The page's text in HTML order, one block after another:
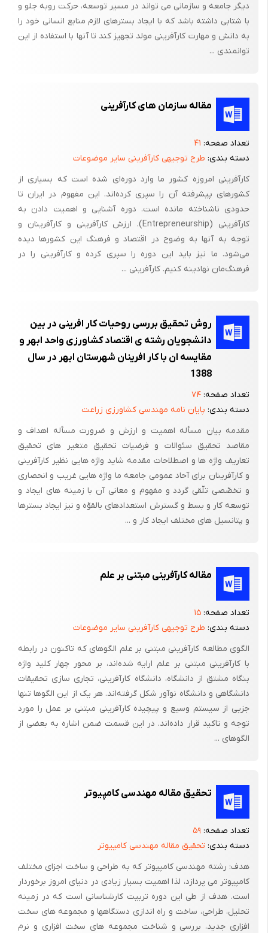
دیگر جامعه و سازمانی می تواند در مسیر توسعه، حرکت روبه جلو و
با شتابی داشته باشد که با ایجاد بسترهای لازم منابع انسانی خود را
به دانش و مهارت کارآفرینی مولد تجهیز کند تا آنها با استفاده از این
توانمندی ...
مقاله سازمان های کارآفرینی
تعداد صفحه: ۴۱
دسته بندی: طرح توجیهی کارآفرینی سایر موضوعات
کارآفرینی امروزه کشور ما وارد دوره‌ای شده است که بسیاری از
کشورهای پیشرفته آن را سپری کرده‌اند. این مفهوم در ایران تا
حدودی ناشناخته مانده است. دوره آشنایی و اهمیت دادن به
کارآفرینی (Entrepreneurship). ارزش کارآفرینی و کارآفرینان و
توجه به آنها به وضوح در اقتصاد و فرهنگ این کشورها دیده
می‌شود. ما نیز باید این دوره را سپری کرده و کارآفرینی را در
فرهنگ‌مان نهادینه کنیم. کارآفرینی ...
روش تحقیق بررسی روحیات کار افرینی در بین
دانشجویان رشته ی اقتصاد کشاورزی واحد ابهر و
مقایسه ان با کار افرینان شهرستان ابهر در سال
1388
تعداد صفحه: ۷۴
دسته بندی: پایان نامه مهندسی کشاورزی زراعت
مقدمه بیان مسأله اهمیت و ارزش و ضرورت مسأله اهداف و
مقاصد تحقیق سئوالات و فرضیات تحقیق متغیر های تحقیق
تعاریف واژه ها و اصطلاحات مقدمه شاید واژه هایی نظیر کارآفرینی
و کارآفرینان برای آحاد عمومی جامعه ما واژه هایی غریب و انحصاری
و تخصّصی تلّقی گردد و مفهوم و معانی آن با زمینه های ایجاد و
توسعه کار و بسط و گسترش استعدادهای بالقوّه و نیز ایجاد بسترها
و پتانسیل های مختلف ایجاد کار و ...
مقاله کارآفرینی مبتنی بر علم
تعداد صفحه: ۱۵
دسته بندی: طرح توجیهی کارآفرینی سایر موضوعات
الگوی مطالعه کارآفرینی مبتنی بر علم الگوهای که تاکنون در رابطه
با کارآفرینی مبتنی بر علم ارایه شده‌اند، بر محور چهار کلید واژه
بنگاه مشتق از دانشگاه، دانشگاه کارآفرینی، تجاری سازی تحقیقات
دانشگاهی و دانشگاه نوآور شکل گرفته‌اند. هر یک از این الگوها تنها
جزیی از سیستم وسیع و پیچیده کارآفرینی مبتنی بر عمل را مورد
توجه و تاکید قرار داده‌اند. در این قسمت ضمن اشاره به بعضی از
الگوهای ...
تحقیق مقاله مهندسی کامپیوتر
تعداد صفحه: ۵۹
دسته بندی: تحقیق مقاله مهندسی کامپیوتر
هدف: رشته مهندسی کامپیوتر که به طراحی و ساخت اجزای مختلف
کامپیوتر می پردازد، لذا اهمیت بسیار زیادی در دنیای امروز برخوردار
است. هدف از طی این دوره تربیت کارشناسانی است که در زمینه
تحلیل، طراحی، ساخت و راه اندازی دستگاهها و مجموعه های سخت
افزاری جدید، بررسی و شناخت مجموعه های سخت افزاری و نرم